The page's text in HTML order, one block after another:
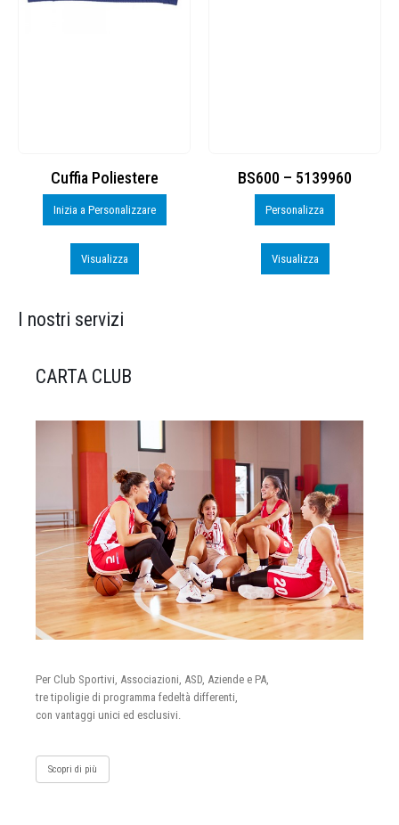
Cuffia Poliestere
Inizia a Personalizzare
Visualizza
BS600 – 5139960
Personalizza
Visualizza
I nostri servizi
CARTA CLUB
Per Club Sportivi, Associazioni, ASD, Aziende e PA,
tre tipoligie di programma fedeltà differenti,
con vantaggi unici ed esclusivi.
Scopri di più